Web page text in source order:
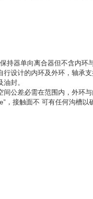
持器单向离合器但不含内环
行设计的内环及外环，轴承
封。
间公差必需在范围内，外环
，接触面不 可有任何沟槽以